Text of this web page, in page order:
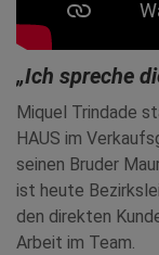
„Ich spreche
Miquel Trindade
HAUS im
seinen Bruder
ist heute
den direkten
Arbeit im Team.